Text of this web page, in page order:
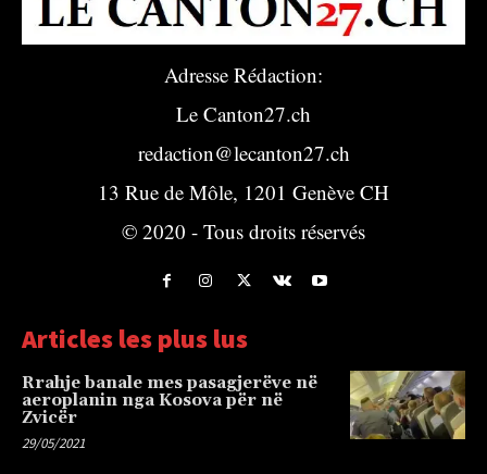
Adresse Rédaction:
Le Canton27.ch
redaction@lecanton27.ch
13 Rue de Môle, 1201 Genève CH
© 2020 - Tous droits réservés
Articles les plus lus
Rrahje banale mes pasagjerëve në
aeroplanin nga Kosova për në
Zvicër
29/05/2021